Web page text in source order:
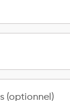
(optionnel)